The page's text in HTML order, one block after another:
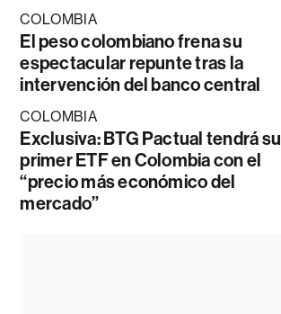
COLOMBIA
El peso colombiano frena su
espectacular repunte tras la
intervención del banco central
COLOMBIA
Exclusiva: BTG Pactual tendrá su
primer ETF en Colombia con el
“precio más económico del
mercado”